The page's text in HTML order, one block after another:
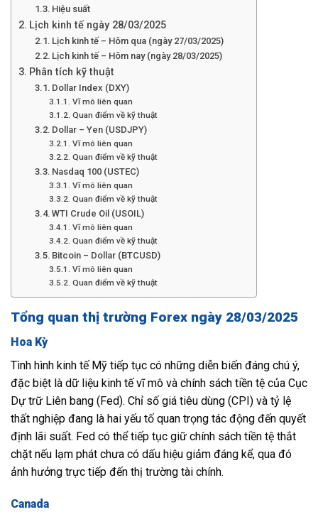
Hiệu suất
Lịch kinh tế ngày 28/03/2025
Lịch kinh tế – Hôm qua (ngày 27/03/2025)
Lịch kinh tế – Hôm nay (ngày 28/03/2025)
Phân tích kỹ thuật
Dollar Index (DXY)
Vĩ mô liên quan
Quan điểm về kỹ thuật
Dollar – Yen (USDJPY)
Vĩ mô liên quan
Quan điểm về kỹ thuật
Nasdaq 100 (USTEC)
Vĩ mô liên quan
Quan điểm về kỹ thuật
WTI Crude Oil (USOIL)
Vĩ mô liên quan
Quan điểm về kỹ thuật
Bitcoin – Dollar (BTCUSD)
Vĩ mô liên quan
Quan điểm về kỹ thuật
Tổng quan thị trường Forex ngày 28/03/2025
Hoa Kỳ
Tình hình kinh tế Mỹ tiếp tục có những diễn biến đáng chú ý,
đặc biệt là dữ liệu kinh tế vĩ mô và chính sách tiền tệ của Cục
Dự trữ Liên bang (Fed). Chỉ số giá tiêu dùng (CPI) và tỷ lệ
thất nghiệp đang là hai yếu tố quan trọng tác động đến quyết
định lãi suất. Fed có thể tiếp tục giữ chính sách tiền tệ thắt
chặt nếu lạm phát chưa có dấu hiệu giảm đáng kể, qua đó
ảnh hưởng trực tiếp đến thị trường tài chính.
Canada